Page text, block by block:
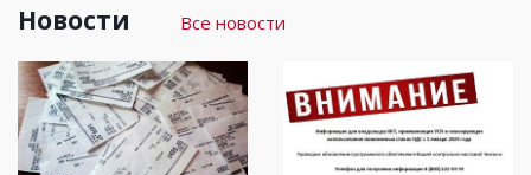
Новости Все новости